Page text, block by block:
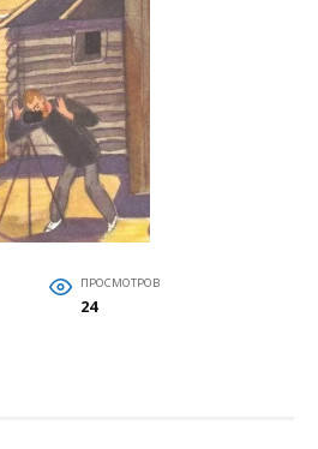
ПРОСМОТРОВ
24